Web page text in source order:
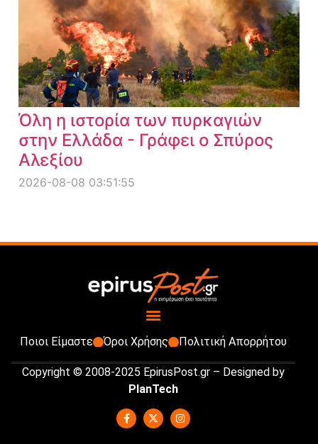
Όλη η ιστορία των πυρκαγιών
στην Ελλάδα - Γράφει ο Σπύρος
Αλεξίου
2026-08-08 03:51:55
Ποιοι Είμαστε Όροι Χρήσης Πολιτική Απορρήτου
Copyright © 2008-2025 EpirusPost.gr – Designed by
PlanTech